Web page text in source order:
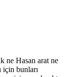
ne Hasan arat ne
için bunları